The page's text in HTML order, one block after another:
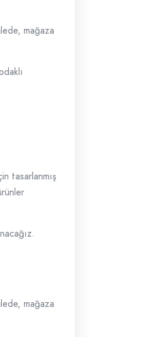
mağaza
tasarlanmış
mağaza